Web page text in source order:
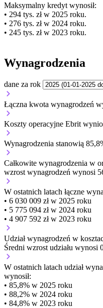
Maksymalny kredyt wynosił:
• 294 tys. zł w 2025 roku.
• 276 tys. zł w 2024 roku.
• 245 tys. zł w 2023 roku.
Wynagrodzenia
dane za rok
Łączna kwota wynagrodzeń
Koszty operacyjne Ebrit
Wynagrodzenia stanowią
Całkowite wynagrodzenia w
wzrost wynagrodzeń wynosi
W ostatnich latach łączne
• 6 030 009 zł w 2025 roku
• 5 775 094 zł w 2024 roku
• 4 907 592 zł w 2023 roku
Udział wynagrodzeń w
Średni wzrost udziału wynosi
W ostatnich latach udział
wynosił:
• 85,8% w 2025 roku
• 88,2% w 2024 roku
• 84,8% w 2023 roku